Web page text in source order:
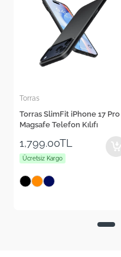
Keephone
Keephone Apple iPhone 17
Pro Innova HD Cam Ekran
1,299.00TL
Ücretsiz Kargo